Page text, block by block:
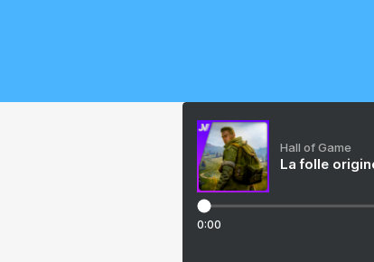
Hall of Game
La folle
0:00